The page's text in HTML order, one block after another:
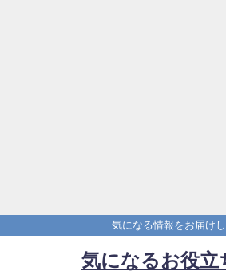
気になる情報をお届け
気になるお役立